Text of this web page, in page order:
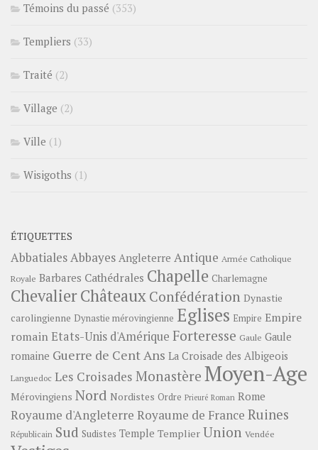
Témoins du passé (353)
Templiers (33)
Traité (2)
Village (2)
Ville (1)
Wisigoths (1)
ÉTIQUETTES
AbbatialesAbbayes Angleterre Antique Armée Catholique
Royale Barbares Cathédrales Chapelle Charlemagne
ChevalierChâteauxConfédération Dynastie
carolingienne Dynastie mérovingienne Eglises Empire Empire
romainEtats-Unis d'Amérique Forteresse Gaule Gaule
romaine Guerre de Cent Ans La Croisade des Albigeois
Languedoc Les Croisades Monastère Moyen-Age
Mérovingiens Nord Nordistes Ordre Prieuré Roman Rome
Royaume d'Angleterre Royaume de France Ruines
Républicain Sud Sudistes Temple Templier Union Vendée